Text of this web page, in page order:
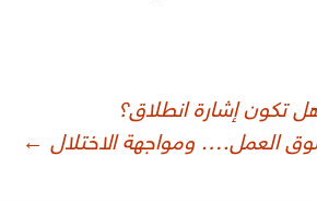
هل تكون إشارة انطلاق؟
العمل…. ومواجهة الاختلال ←